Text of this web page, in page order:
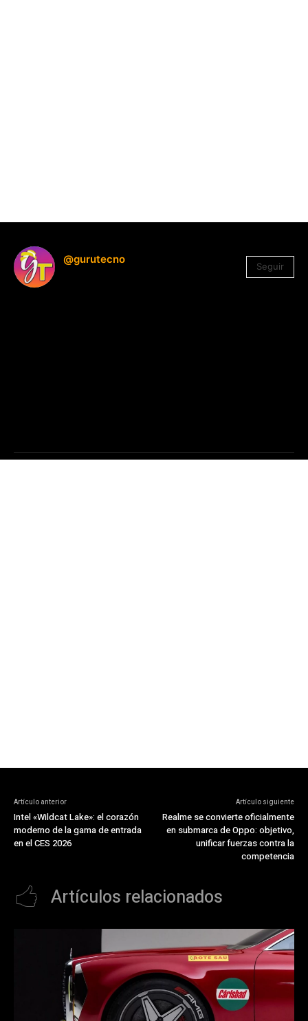
@gurutecno
Seguir
Artículo anterior
Intel «Wildcat Lake»: el corazón
moderno de la gama de entrada
en el CES 2026
Artículo siguiente
Realme se convierte oficialmente
en submarca de Oppo: objetivo,
unificar fuerzas contra la
competencia
Artículos relacionados